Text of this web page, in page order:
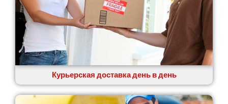
Курьерская доставка день в день